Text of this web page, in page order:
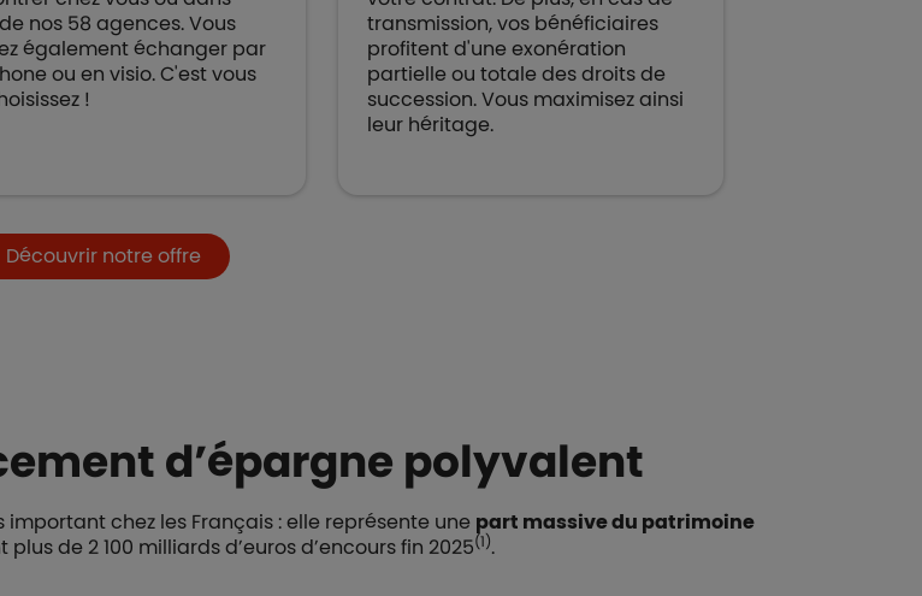
nos 58 agences. Vous
également échanger par
ou en visio. C'est vous
!
transmission, vos bénéficiaires
profitent d'une exonération
partielle ou totale des droits de
succession. Vous maximisez ainsi
leur héritage.
Découvrir notre offre
d’épargne polyvalent
chez les Français : elle représente une part massive du patrimoine
de 2 100 milliards d’euros d’encours fin 2025(1).